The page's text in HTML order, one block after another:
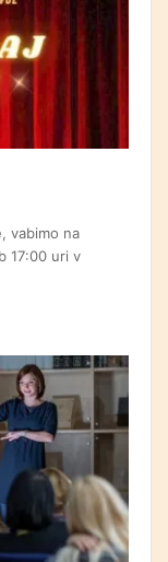
vabimo na
17:00 uri v